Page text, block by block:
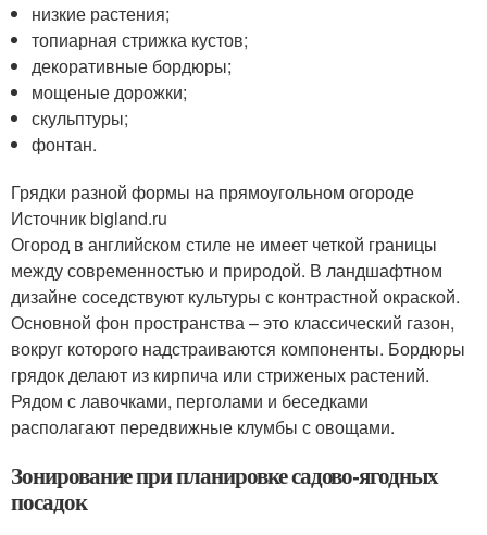
низкие растения;
топиарная стрижка кустов;
декоративные бордюры;
мощеные дорожки;
скульптуры;
фонтан.
Грядки разной формы на прямоугольном огороде
Источник bigland.ru
Огород в английском стиле не имеет четкой границы
между современностью и природой. В ландшафтном
дизайне соседствуют культуры с контрастной окраской.
Основной фон пространства – это классический газон,
вокруг которого надстраиваются компоненты. Бордюры
грядок делают из кирпича или стриженых растений.
Рядом с лавочками, перголами и беседками
располагают передвижные клумбы с овощами.
Зонирование при планировке садово-ягодных
посадок